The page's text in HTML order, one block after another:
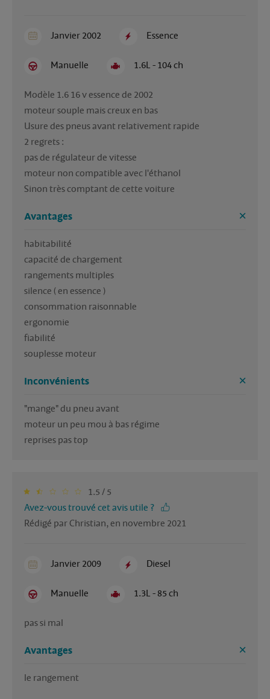
Janvier 2002 Essence
Manuelle 1.6L - 104 ch
Modèle 1.6 16 v essence de 2002
moteur souple mais creux en bas
Usure des pneus avant relativement rapide
2 regrets :
pas de régulateur de vitesse
moteur non compatible avec l'éthanol
Sinon très comptant de cette voiture
Avantages
habitabilité
capacité de chargement
rangements multiples
silence ( en essence )
consommation raisonnable
ergonomie
fiabilité
Inconvénients
"mange" du pneu avant
moteur un peu mou à bas régime
1.5 / 5
Avez-vous trouvé cet avis utile ?
Rédigé par Christian, en novembre 2021
Janvier 2009 Diesel
Manuelle 1.3L - 85 ch
pas si mal
Avantages
le rangement